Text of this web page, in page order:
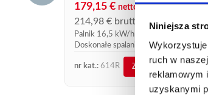
Niniejsza
ruch w
reklamowym
uzyskanymi
179,15 € netto
214,98 € brutto
Palnik 16,5 kW/h przy ciśnieniu 1,5
Doskonałe spalanie przy wszystkich
prędkościach, w tym przy bardzo niskim
przepływie pilotowym. Palnik ten może
być używany wyłącznie...
nr kat.: 614R ZOBACZ SZCZEGÓŁY